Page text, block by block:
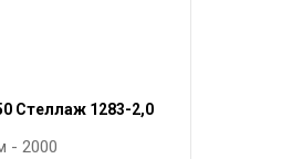
Стеллаж 1283-2,0
- 2000